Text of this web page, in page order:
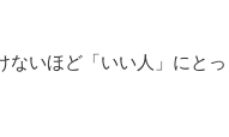
ないほど「いい人」にとっ